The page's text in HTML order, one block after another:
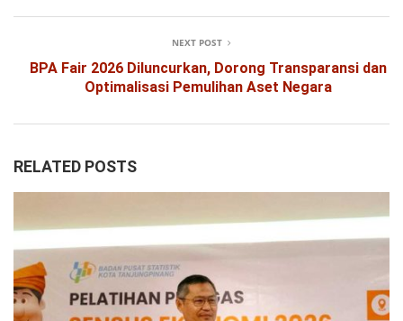
NEXT POST
BPA Fair 2026 Diluncurkan, Dorong Transparansi dan
Optimalisasi Pemulihan Aset Negara
RELATED POSTS